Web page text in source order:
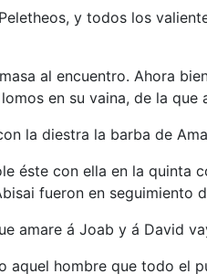
y todos los
al encuentro. Ahora
en su vaina, de la que
la diestra la barba de
éste con ella en la quinta
fueron en seguimiento
amare á Joab y á David
aquel hombre que todo el